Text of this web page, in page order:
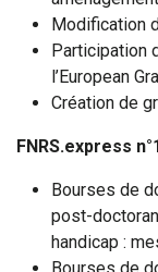
Modification
Participation
l’European
Création de
FNRS.express
Bourses de
post-
handicap :